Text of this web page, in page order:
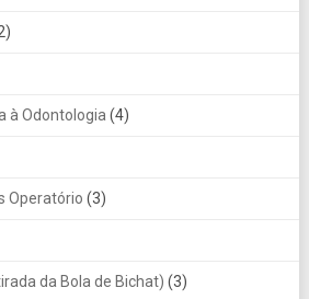
à Odontologia (4)
Operatório (3)
da Bola de Bichat) (3)